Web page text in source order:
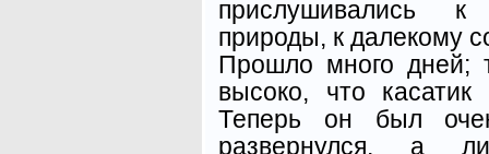
прислушивались
природы, к далекому
Прошло много дней;
высоко, что
Теперь он был
развернулся, а